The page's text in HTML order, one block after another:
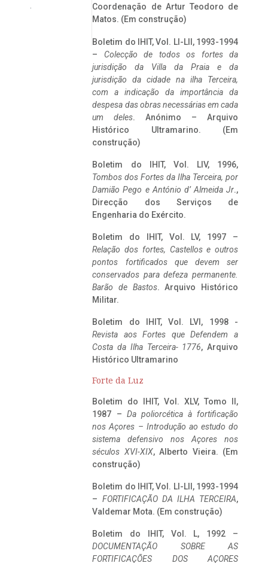
Coordenação de Artur Teodoro de
Matos. (Em construção)
Boletim do IHIT, Vol. LI-LII, 1993-1994
– Colecção de todos os fortes da
jurisdição da Villa da Praia e da
jurisdição da cidade na ilha Terceira,
com a indicação da importância da
despesa das obras necessárias em cada
um deles. Anónimo – Arquivo
Histórico Ultramarino. (Em
construção)
Boletim do IHIT, Vol. LIV, 1996,
Tombos dos Fortes da Ilha Terceira, por
Damião Pego e António d’ Almeida Jr.,
Direcção dos Serviços de
Engenharia do Exército.
Boletim do IHIT, Vol. LV, 1997 –
Relação dos fortes, Castellos e outros
pontos fortificados que devem ser
conservados para defeza permanente.
Barão de Bastos. Arquivo Histórico
Militar.
Boletim do IHIT, Vol. LVI, 1998 -
Revista aos Fortes que Defendem a
Costa da Ilha Terceira- 1776, Arquivo
Histórico Ultramarino
Forte da Luz
Boletim do IHIT, Vol. XLV, Tomo II,
1987 – Da poliorcética à fortificação
nos Açores – Introdução ao estudo do
sistema defensivo nos Açores nos
séculos XVI-XIX, Alberto Vieira. (Em
construção)
Boletim do IHIT, Vol. LI-LII, 1993-1994
– FORTIFICAÇÃO DA ILHA TERCEIRA,
Valdemar Mota. (Em construção)
Boletim do IHIT, Vol. L, 1992 –
DOCUMENTAÇÃO SOBRE AS
FORTIFICAÇÕES DOS AÇORES